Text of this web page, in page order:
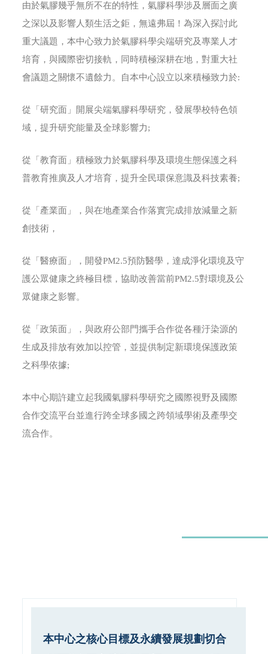
由於氣膠幾乎無所不在的特性，氣膠科學涉及層面之廣
之深以及影響人類生活之鉅，無遠弗屆！為深入探討此
重大議題，本中心致力於氣膠科學尖端研究及專業人才
培育，與國際密切接軌，同時積極深耕在地，對重大社
會議題之關懷不遺餘力。自本中心設立以來積極致力於:
從「研究面」開展尖端氣膠科學研究，發展學校特色領
域，提升研究能量及全球影響力;
從「教育面」積極致力於氣膠科學及環境生態保護之科
普教育推廣及人才培育，提升全民環保意識及科技素養;
從「產業面」，與在地產業合作落實完成排放減量之新
創技術，
從「醫療面」，開發PM2.5預防醫學，達成淨化環境及守
護公眾健康之終極目標，協助改善當前PM2.5對環境及公
眾健康之影響。
從「政策面」，與政府公部門攜手合作從各種汙染源的
生成及排放有效加以控管，並提供制定新環境保護政策
之科學依據;
本中心期許建立起我國氣膠科學研究之國際視野及國際
合作交流平台並進行跨全球多國之跨領域學術及產學交
流合作。
本中心之核心目標及永續發展規劃切合